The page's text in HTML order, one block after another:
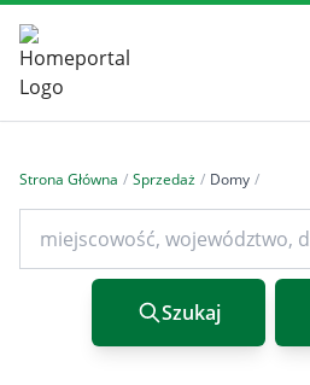
Strona Główna / Sprzedaż / Domy /
Szukaj